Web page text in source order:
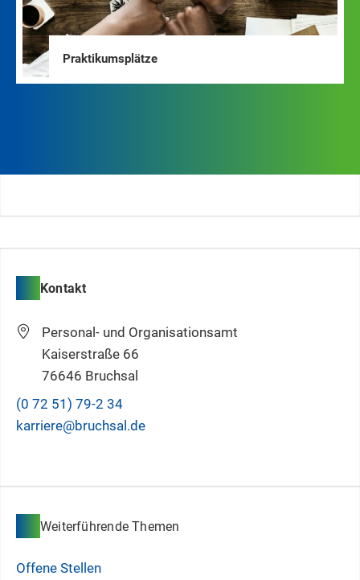
Praktikumsplätze
Kontakt
Personal- und Organisationsamt
Kaiserstraße 66
76646 Bruchsal
karriere@bruchsal.de
(0 72 51) 79-2 34
Weiterführende Themen
Offene Stellen